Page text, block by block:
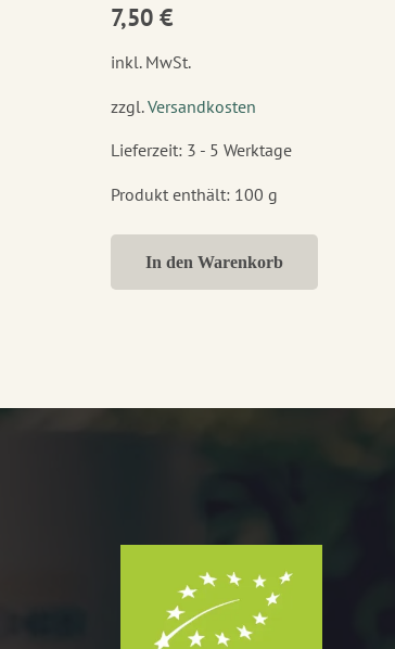
7,50 €
inkl. MwSt.
zzgl.Versandkosten
Lieferzeit: 3 - 5 Werktage
Produkt enthält: 100 g
In den Warenkorb